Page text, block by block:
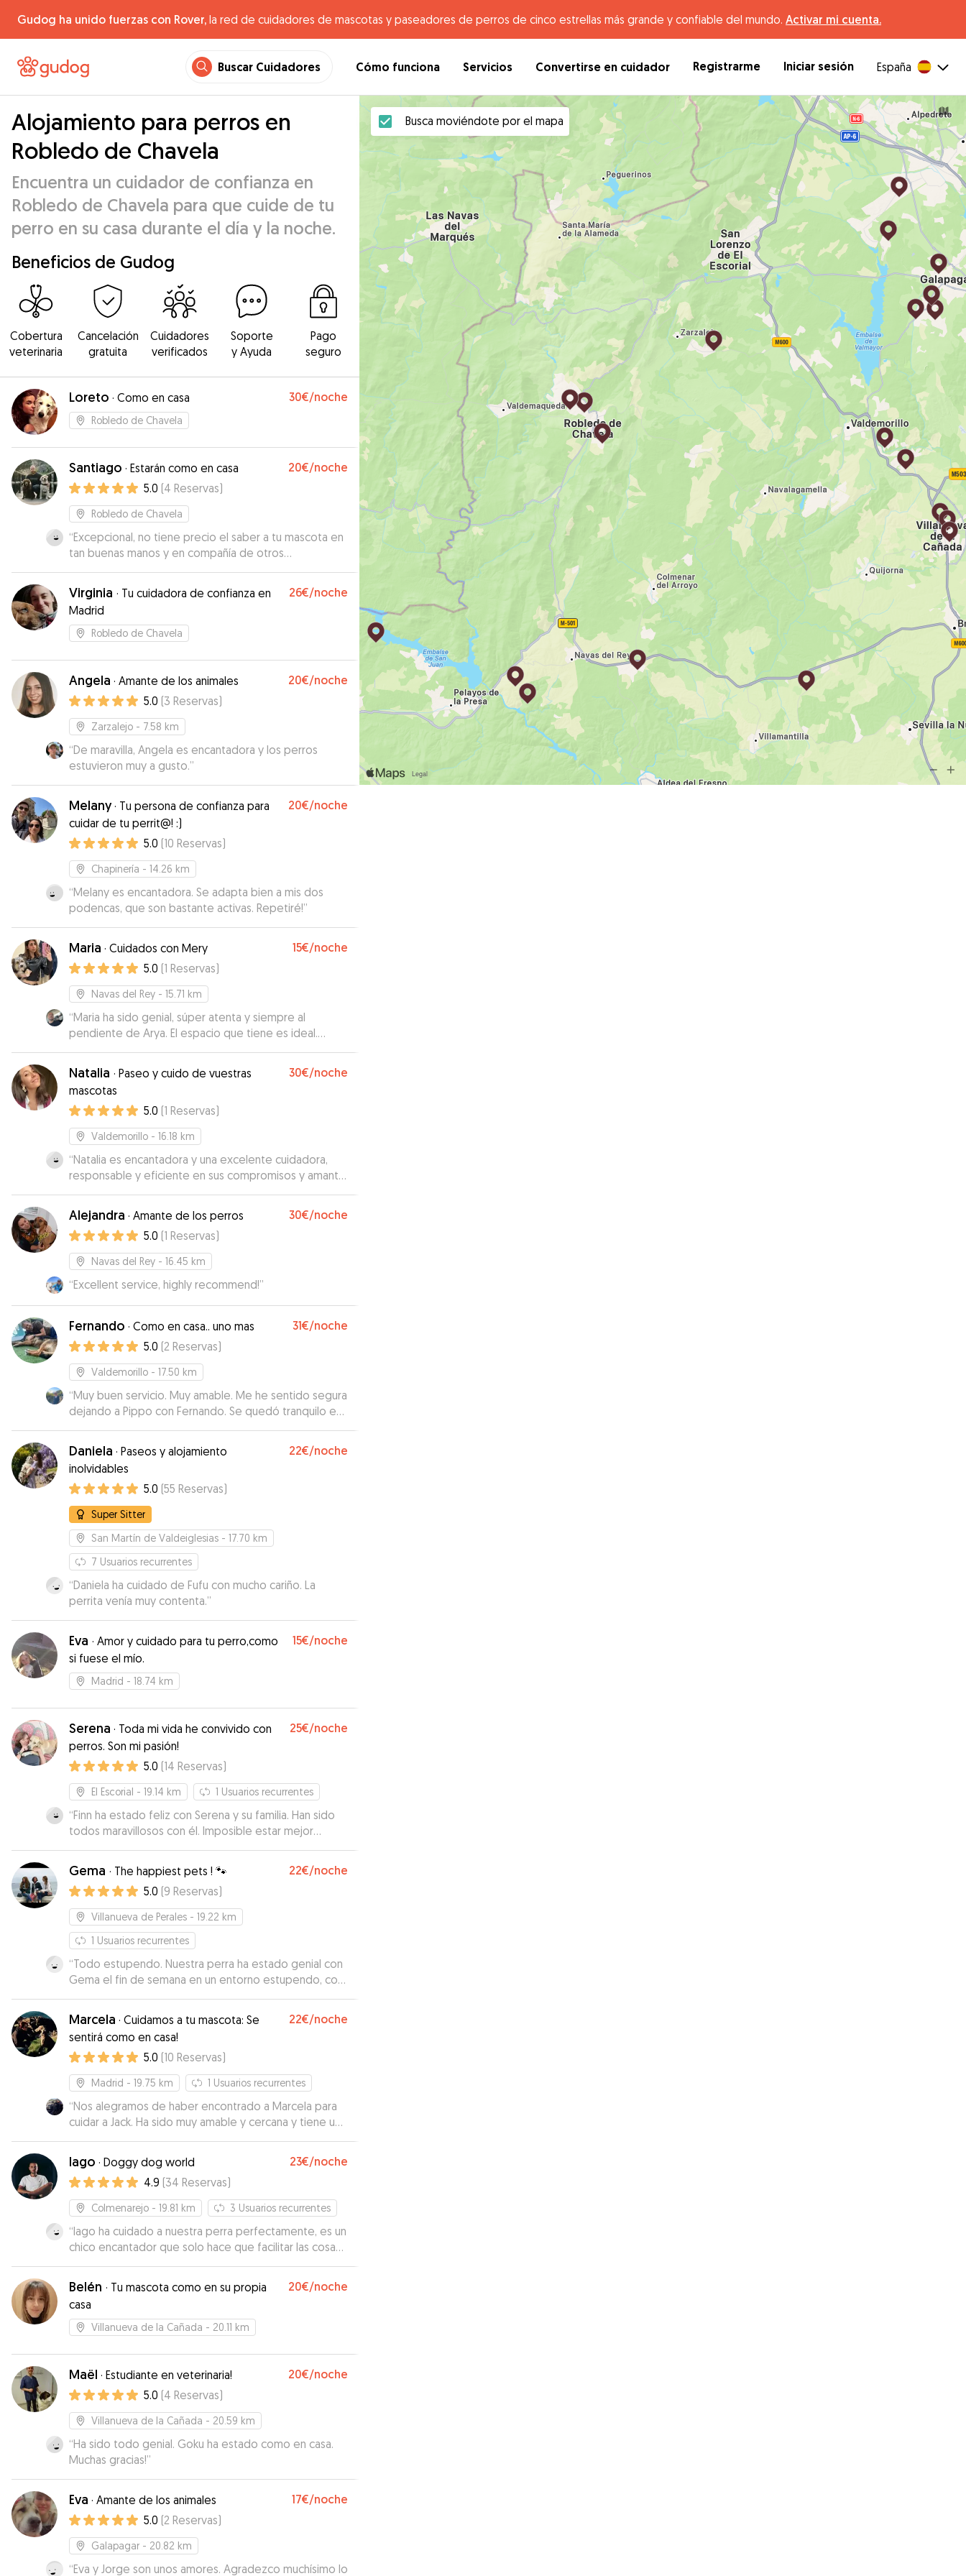
Gudog ha unido fuerzas con Rover, la red de cuidadores de mascotas y paseadores de perros de cinco estrellas más grande y confiable del mundo. Activar mi cuenta.
Buscar Cuidadores Cómo funciona Servicios Convertirse en cuidador Registrarme Iniciar sesión España
Alojamiento para perros en
Robledo de Chavela
Encuentra un cuidador de confianza en
Robledo de Chavela para que cuide de tu
perro en su casa durante el día y la noche.
Beneficios de Gudog
Cobertura
veterinaria
Cancelación
gratuita
Cuidadores
verificados
Soporte
y Ayuda
Pago
seguro
Loreto · Como en casa 30€/noche
Robledo de Chavela
Santiago · Estarán como en casa 20€/noche
5.0 (4 Reservas)
Robledo de Chavela
“Excepcional, no tiene precio el saber a tu mascota en
tan buenas manos y en compañía de otros
congéneres majos.”
Virginia · Tu cuidadora de confianza en
Madrid
26€/noche
Robledo de Chavela
Angela · Amante de los animales 20€/noche
5.0 (3 Reservas)
Zarzalejo - 7.58 km
“De maravilla, Angela es encantadora y los perros
estuvieron muy a gusto.”
Melany· Tu persona de confianza para
cuidar de tu perrit@! :)
20€/noche
5.0 (10 Reservas)
Chapinería - 14.26 km
“Melany es encantadora. Se adapta bien a mis dos
podencas, que son bastante activas. Repetiré!”
Maria · Cuidados con Mery 15€/noche
5.0 (1 Reservas)
Navas del Rey - 15.71 km
“Maria ha sido genial, súper atenta y siempre al
pendiente de Arya. El espacio que tiene es ideal.
Gracias!”
Natalia · Paseo y cuido de vuestras
mascotas
30€/noche
5.0 (1 Reservas)
Valdemorillo - 16.18 km
“Natalia es encantadora y una excelente cuidadora,
responsable y eficiente en sus compromisos y amante
de los animales. Es muy puntual . Es muy recomendable
y se puede confiar en ella. Ha sido una suerte
conocerla y es una persona muy confiable para que
cuide de nuestras queridas mascotas
Alejandra · Amante de los perros 30€/noche
5.0 (1 Reservas)
Navas del Rey - 16.45 km
“Excellent service, highly recommend!”
Fernando · Como en casa.. uno mas 31€/noche
5.0 (2 Reservas)
Valdemorillo - 17.50 km
“Muy buen servicio. Muy amable. Me he sentido segura
dejando a Pippo con Fernando. Se quedó tranquilo en
cuando llego a la casa y lo he recogido contento. La
comunicación mientras estuvo con el ha sido muy
buena : fotos, feedback, etc…”
Daniela · Paseos y alojamiento
inolvidables
22€/noche
5.0 (55 Reservas)
Super Sitter
San Martín de Valdeiglesias - 17.70 km
7 Usuarios recurrentes
“Daniela ha cuidado de Fufu con mucho cariño. La
perrita venía muy contenta.”
Eva · Amor y cuidado para tu perro,como
si fuese el mío.
15€/noche
Madrid - 18.74 km
Serena · Toda mi vida he convivido con
perros. Son mi pasión!
25€/noche
5.0 (14 Reservas)
El Escorial - 19.14 km 1 Usuarios recurrentes
“Finn ha estado feliz con Serena y su familia. Han sido
todos maravillosos con él. Imposible estar mejor
cuidado, más mimado y más entretenido con ellos y
todos los demás perros. Nos han mandado fotos y
vídeos a diario. La casa , además de preciosa, es ideal
para los perros. Una gran experiencia para Finn y
desde luego para nosotros.”
Gema · The happiest pets ! 🐾 22€/noche
5.0 (9 Reservas)
Villanueva de Perales - 19.22 km
1 Usuarios recurrentes
“Todo estupendo. Nuestra perra ha estado genial con
Gema el fin de semana en un entorno estupendo, con
todos sus animales, y nosotros muy tranquilos con sus
vídeos y fotos. Muchas gracias a Gema y su familia.
Marcela · Cuidamos a tu mascota: Se
sentirá como en casa!
22€/noche
5.0 (10 Reservas)
Madrid - 19.75 km 1 Usuarios recurrentes
“Nos alegramos de haber encontrado a Marcela para
cuidar a Jack. Ha sido muy amable y cercana y tiene un
espacio estupendo para los perros, con jardín y cerca
el campo para los paseos. Nos ha mantenido
informados de cómo estaba Jack y él ha estado a
gusto y muy entretenido. Muy recomendable.
Iago · Doggy dog world 23€/noche
4.9 (34 Reservas)
Colmenarejo - 19.81 km 3 Usuarios recurrentes
“Iago ha cuidado a nuestra perra perfectamente, es un
chico encantador que solo hace que facilitar las cosas.
Sin duda repetiremos”
Belén · Tu mascota como en su propia
casa
20€/noche
Villanueva de la Cañada - 20.11 km
Maël · Estudiante en veterinaria! 20€/noche
5.0 (4 Reservas)
Villanueva de la Cañada - 20.59 km
“Ha sido todo genial. Goku ha estado como en casa.
Muchas gracias!”
Eva · Amante de los animales 17€/noche
5.0 (2 Reservas)
Galapagar - 20.82 km
“Eva y Jorge son unos amores. Agradezco muchísimo lo
Busca moviéndote por el mapa